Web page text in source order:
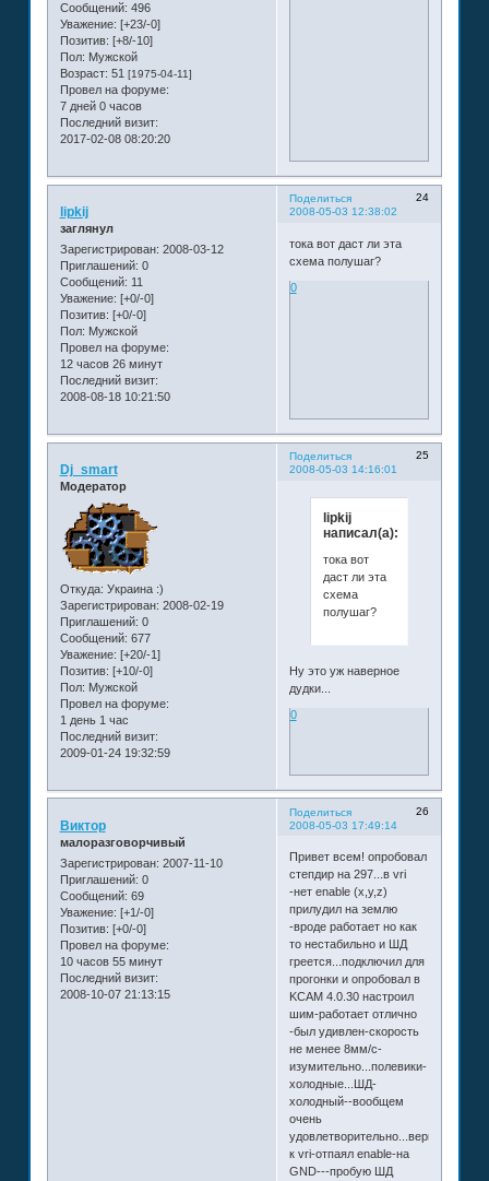
Сообщений: 496
Уважение: [+23/-0]
Позитив: [+8/-10]
Пол: Мужской
Возраст: 51 [1975-04-11]
Провел на форуме:
7 дней 0 часов
Последний визит:
2017-02-08 08:20:20
Поделиться
24
2008-05-03 12:38:02
lipkij
заглянул
Зарегистрирован: 2008-03-12
Приглашений: 0
Сообщений: 11
Уважение: [+0/-0]
Позитив: [+0/-0]
Пол: Мужской
Провел на форуме:
12 часов 26 минут
Последний визит:
2008-08-18 10:21:50
тока вот даст ли эта
схема полушаг?
0
Поделиться
25
2008-05-03 14:16:01
Dj_smart
Модератор
Откуда: Украина :)
Зарегистрирован: 2008-02-19
Приглашений: 0
Сообщений: 677
Уважение: [+20/-1]
Позитив: [+10/-0]
Пол: Мужской
Провел на форуме:
1 день 1 час
Последний визит:
2009-01-24 19:32:59
lipkij
написал(а):
тока вот
даст ли эта
схема
полушаг?
Ну это уж наверное
дудки...
0
Поделиться
26
2008-05-03 17:49:14
Виктор
малоразговорчивый
Зарегистрирован: 2007-11-10
Приглашений: 0
Сообщений: 69
Уважение: [+1/-0]
Позитив: [+0/-0]
Провел на форуме:
10 часов 55 минут
Последний визит:
2008-10-07 21:13:15
Привет всем! опробовал
степдир на 297...в vri
-нет enable (x,y,z)
прилудил на землю
-вроде работает но как
то нестабильно и ШД
греется...подключил для
прогонки и опробовал в
KCAM 4.0.30 настроил
шим-работает отлично
-был удивлен-скорость
не менее 8мм/с-
изумительно...полевики-
холодные...ШД-
холодный--вообщем
очень
удовлетворительно...вернулся
к vri-отпаял enable-на
GND---пробую ШД